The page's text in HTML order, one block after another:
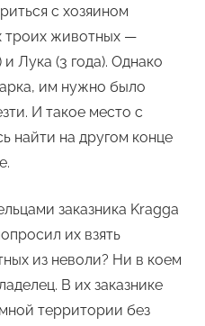
с хозяином
троих животных —
Лука (3 года). Однако
им нужно было
И такое место с
найти на другом конце
заказника Kragga
их взять
из неволи? Ни в коем
В их заказнике
территории без